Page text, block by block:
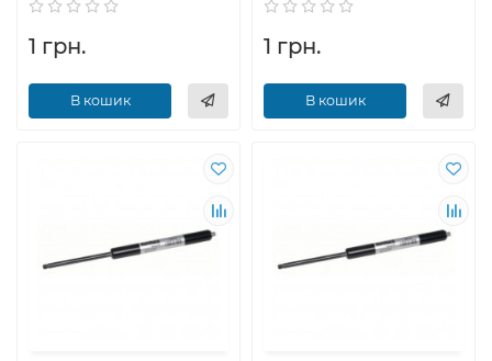
1 грн.
В кошик
1 грн.
В кошик